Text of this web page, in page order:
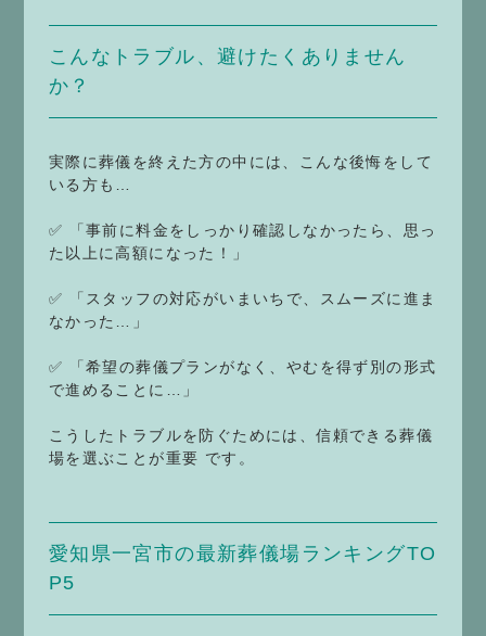
こんなトラブル、避けたくありません
か？
実際に葬儀を終えた方の中には、こんな後悔をして
いる方も…
✅ 「事前に料金をしっかり確認しなかったら、思っ
た以上に高額になった！」
✅ 「スタッフの対応がいまいちで、スムーズに進ま
なかった…」
✅ 「希望の葬儀プランがなく、やむを得ず別の形式
で進めることに…」
こうしたトラブルを防ぐためには、信頼できる葬儀
場を選ぶことが重要 です。
愛知県一宮市の最新葬儀場ランキングTO
P5